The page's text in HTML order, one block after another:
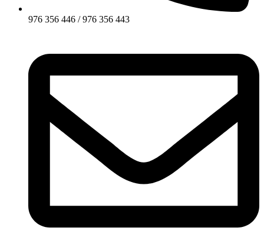
976 356 446 / 976 356 443